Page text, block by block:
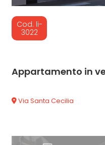
Cod. li-
3022
Appartamento in
Via Santa Cecilia